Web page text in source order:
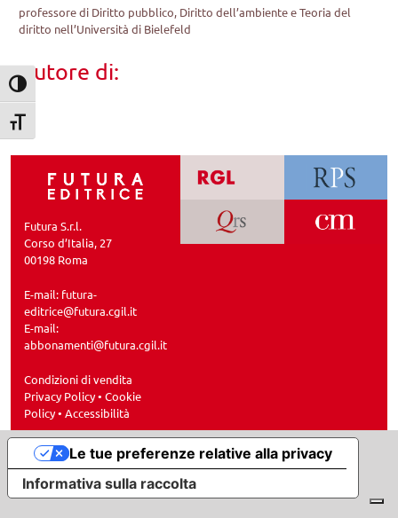
Attiva/disattiva alto contrasto
Attiva/disattiva dimensione testo
professore di Diritto pubblico, Diritto dell’ambiente e Teoria del
diritto nell’Università di Bielefeld
Autore di:
Futura S.r.l.
Corso d’Italia, 27
00198 Roma
E-mail: futura-
editrice@futura.cgil.it
E-mail:
abbonamenti@futura.cgil.it
Condizioni di vendita
Privacy Policy• Cookie
Policy• Accessibilità
Informativa sulla raccolta
Le tue preferenze relative alla privacy